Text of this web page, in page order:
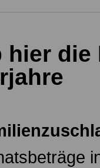
hier die